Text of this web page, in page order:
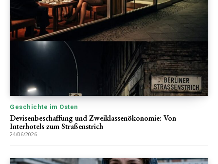
Geschichte im Osten
Devisenbeschaffung und Zweiklassenökonomie: Von
Interhotels zum Straßenstrich
24/06/2026